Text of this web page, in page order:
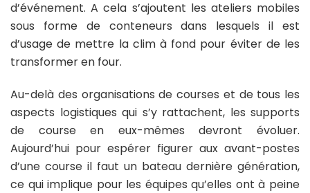
d’événement. A cela s’ajoutent les ateliers mobiles
sous forme de conteneurs dans lesquels il est
d’usage de mettre la clim à fond pour éviter de les
transformer en four.
Au-delà des organisations de courses et de tous les
aspects logistiques qui s’y rattachent, les supports
de course en eux-mêmes devront évoluer.
Aujourd’hui pour espérer figurer aux avant-postes
d’une course il faut un bateau dernière génération,
ce qui implique pour les équipes qu’elles ont à peine